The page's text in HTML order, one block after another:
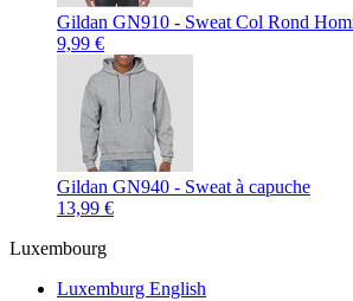
Gildan GN910 - Sweat Col Rond
9,99 €
Gildan GN940 - Sweat à capuche
13,99 €
Luxembourg
Luxemburg English